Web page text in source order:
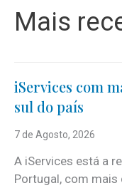
Mais
iServices com
sul do país
7 de Agosto, 2026
A iServices está a
Portugal, com mais